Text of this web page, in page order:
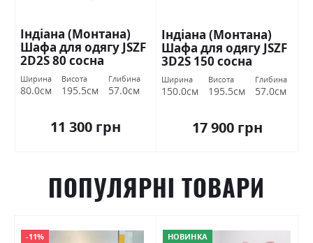
Індіана (Монтана)
Шафа для одягу JSZF
2D2S 80 сосна
каньйон БРВ Україна
Ширина
80.0см
Висота
195.5см
Глибина
57.0см
11 300 грн
Індіана (Монтана)
Шафа для одягу JSZF
3D2S 150 сосна
каньйон БРВ Україна
Ширина
150.0см
Висота
195.5см
Глибина
57.0см
17 900 грн
ПОПУЛЯРНІ ТОВАРИ
-11%
НОВИНКА